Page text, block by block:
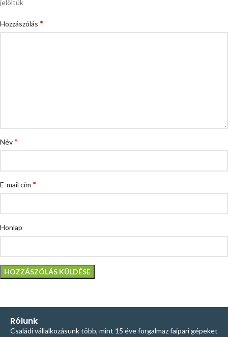
jelöltük
Hozzászólás *
Név*
E-mail cím *
Honlap
Rólunk
Családi vállalkozásunk több, mint 15 éve forgalmaz faipari gépeket